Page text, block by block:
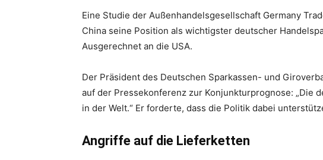
Eine Studie der Außenhandelsgesellschaft Germany
China seine Position als wichtigster deutscher
Ausgerechnet an die USA.
Der Präsident des Deutschen Sparkassen- und
auf der Pressekonferenz zur Konjunkturprognose: „Die
in der Welt.“ Er forderte, dass die Politik dabei
Angriffe auf die Lieferketten